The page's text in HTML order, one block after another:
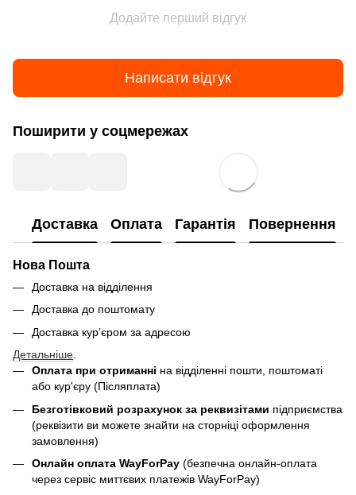
Додайте перший відгук
Написати відгук
Поширити у соцмережах
Доставка Оплата Гарантія Повернення
Нова Пошта
Доставка на відділення
Доставка до поштомату
Доставка кур’єром за адресою
Детальніше
Оплата при отриманні на відділенні пошти, поштоматі
або кур'єру (Післяплата)
Безготівковий розрахунок за реквизітами підприємства
(реквізити ви можете знайти на сторніці оформлення
замовлення)
Онлайн оплата WayForPay (безпечна онлайн-оплата
через сервіс миттєвих платежів WayForPay)